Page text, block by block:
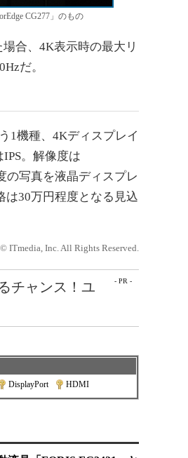
CG277」のもの
合、4K表示時の最大リ
だ。
1機種、4Kディスプレイ
。解像度は
の写真を液晶ディスプレ
は30万円程度となる見込
ITmedia, Inc. All Rights Reserved.
- PR -
チャンス！ユ
DisplayPort| HDMI